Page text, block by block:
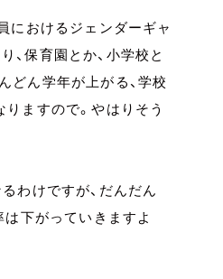
におけるジェンダーギャ
保育園とか、小学校と
どん学年が上がる、学校
ますので。やはりそう
わけですが、だんだん
は下がっていきますよ